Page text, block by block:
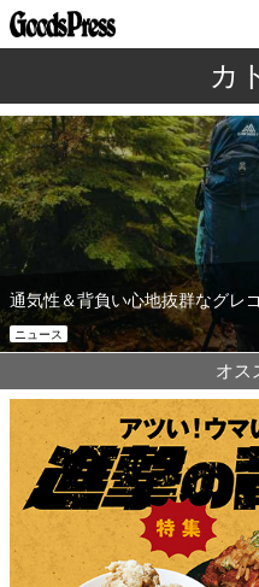
カ
通気性＆背負い心地抜群なグレ
ニュース
オス